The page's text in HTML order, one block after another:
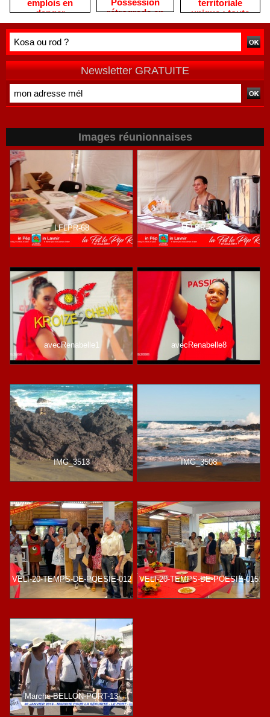
emplois en
danger
Possession
rétrograde en
deuxième
division
territoriale
unique : toute
autre prise de
position ne peut
qu'individuelle
Newsletter GRATUITE
Images réunionnaises
LFLPR-68 LFLPR-49
avecRenabelle1 avecRenabelle8
IMG_3513 IMG_3508
VELI-20-TEMPS-DE-POESIE-012 VELI-20-TEMPS-DE-POESIE-015
Marche-BELLON-PORT-13